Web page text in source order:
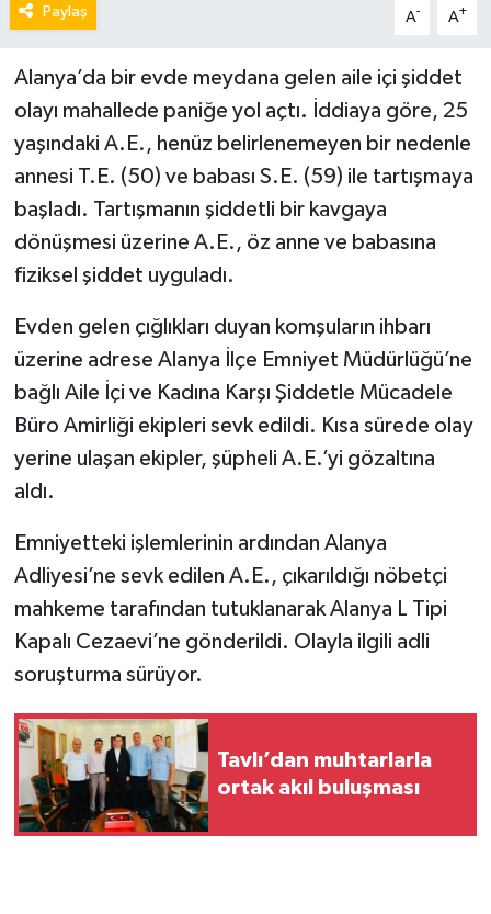
Paylaş A- A+
Alanya’da bir evde meydana gelen aile içi şiddet
olayı mahallede paniğe yol açtı. İddiaya göre, 25
yaşındaki A.E., henüz belirlenemeyen bir nedenle
annesi T.E. (50) ve babası S.E. (59) ile tartışmaya
başladı. Tartışmanın şiddetli bir kavgaya
dönüşmesi üzerine A.E., öz anne ve babasına
fiziksel şiddet uyguladı.
Evden gelen çığlıkları duyan komşuların ihbarı
üzerine adrese Alanya İlçe Emniyet Müdürlüğü’ne
bağlı Aile İçi ve Kadına Karşı Şiddetle Mücadele
Büro Amirliği ekipleri sevk edildi. Kısa sürede olay
yerine ulaşan ekipler, şüpheli A.E.’yi gözaltına
aldı.
Emniyetteki işlemlerinin ardından Alanya
Adliyesi’ne sevk edilen A.E., çıkarıldığı nöbetçi
mahkeme tarafından tutuklanarak Alanya L Tipi
Kapalı Cezaevi’ne gönderildi. Olayla ilgili adli
soruşturma sürüyor.
Tavlı’dan muhtarlarla
ortak akıl buluşması